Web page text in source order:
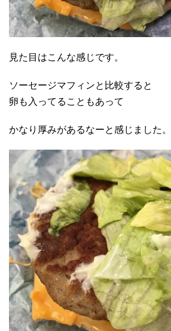
見た目はこんな感じです。
ソーセージマフィンと比較すると
卵も入ってることもあって
かなり厚みがあるなーと感じました。